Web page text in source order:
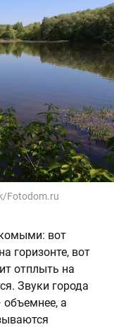
Fotodom.ru
вот
горизонте, вот
отплыть на
Звуки города
объемнее, а